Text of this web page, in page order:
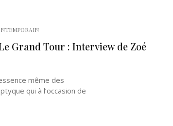
Grand Tour : Interview de Zoé
même des
qui à l’occasion de